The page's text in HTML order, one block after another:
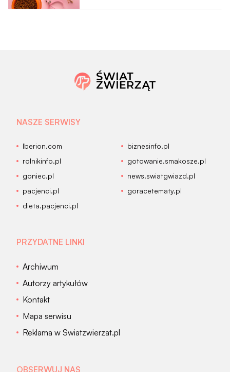
NASZE SERWISY
Iberion.com
biznesinfo.pl
rolnikinfo.pl
gotowanie.smakosze.pl
goniec.pl
news.swiatgwiazd.pl
pacjenci.pl
goracetematy.pl
dieta.pacjenci.pl
PRZYDATNE LINKI
Archiwum
Autorzy artykułów
Kontakt
Mapa serwisu
Reklama w Swiatzwierzat.pl
OBSERWUJ NAS